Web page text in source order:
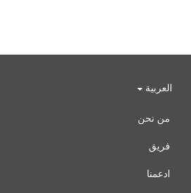
العربية
من نحن
فريق
ادعمنا